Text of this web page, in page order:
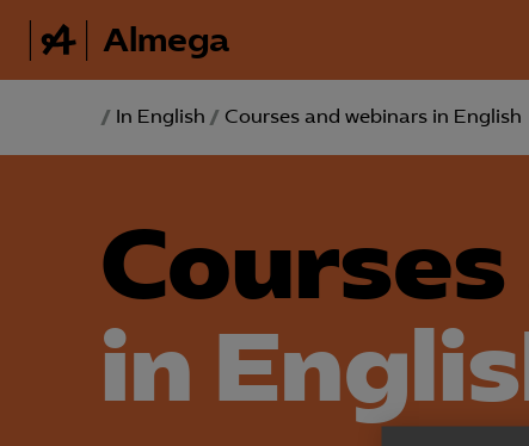
Almega
/ In English / Courses and webinars in English
in